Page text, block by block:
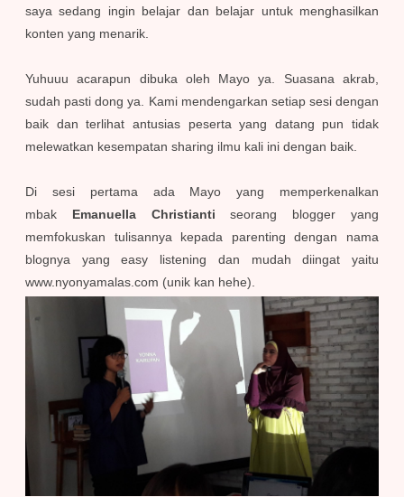
saya sedang ingin belajar dan belajar untuk menghasilkan
konten yang menarik.
Yuhuuu acarapun dibuka oleh Mayo ya. Suasana akrab,
sudah pasti dong ya. Kami mendengarkan setiap sesi dengan
baik dan terlihat antusias peserta yang datang pun tidak
melewatkan kesempatan sharing ilmu kali ini dengan baik.
Di sesi pertama ada Mayo yang memperkenalkan
mbak Emanuella Christianti seorang blogger yang
memfokuskan tulisannya kepada parenting dengan nama
blognya yang easy listening dan mudah diingat yaitu
www.nyonyamalas.com (unik kan hehe).